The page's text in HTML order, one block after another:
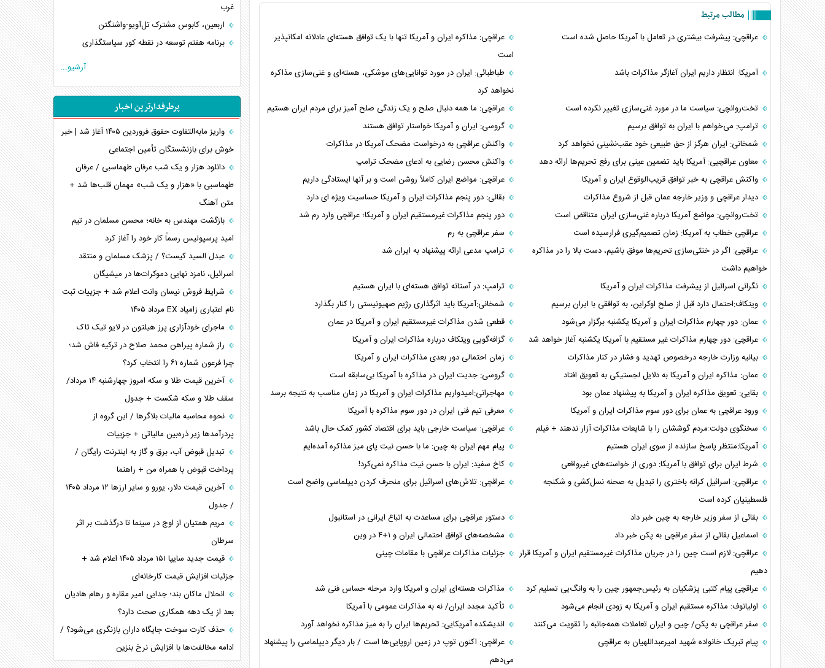
مطالب مرتبط
عراقچی: پیشرفت بیشتری در تعامل با آمریکا حاصل شده است
عراقچی: مذاکره ایران و آمریکا تنها با یک توافق هسته‌ای عادلانه امکانپذیر
است
آمریکا: انتظار داریم ایران آغازگر مذاکرات باشد
طباطبائی: ایران در مورد توانایی‌های موشکی، هسته‌ای و غنی‌سازی مذاکره
نخواهد کرد
تخت‌روانچی: سیاست ما در مورد غنی‌سازی تغییر نکرده است
عراقچی: ما همه دنبال صلح و یک زندگی صلح آمیز برای مردم ایران هستیم
ترامپ: می‌خواهم با ایران به توافق برسیم
گروسی: ایران و آمریکا خواستار توافق هستند
شمخانی: ایران هرگز از حق طبیعی خود عقب‌نشینی نخواهد کرد
واکنش عراقچی به درخواست مضحک آمریکا در مذاکرات
معاون عراقچیی: آمریکا باید تضمین عینی برای رفع تحریم‌ها ارائه دهد
واکنش محسن رضایی به ادعای مضحک ترامپ
واکنش عراقچی به خبر توافق قریب‌الوقوع ایران و آمریکا
عراقچی: مواضع ایران کاملاً روشن است و بر آنها ایستادگی داریم
دیدار عراقچی و وزیر خارجه عمان قبل از شروع مذاکرات
بقائی: دور پنجم مذاکرات ایران و آمریکا حساسیت ویژه ای دارد
تخت‌روانچی: مواضع آمریکا درباره غنی‌سازی ایران متناقض است
دور پنجم مذاکرات غیرمستقیم ایران و آمریکا؛ عراقچی وارد رم شد
عراقچی خطاب به آمریکا: زمان تصمیم‌گیری فرارسیده است
سفر عراقچی به رم
عراقچی: اگر در خنثی‌سازی تحریم‌ها موفق باشیم، دست بالا را در مذاکره
خواهیم داشت
ترامپ مدعی ارائه پیشنهاد به ایران شد
نگرانی اسرائیل از پیشرفت مذاکرات ایران و آمریکا
ترامپ: در آستانه توافق هسته‌ای با ایران هستیم
ویتکاف:احتمال دارد قبل از صلح اوکراین، به توافقی با ایران برسیم
شمخانی:آمریکا باید اثرگذاری رژیم صهیونیستی را کنار بگذارد
عمان: دور چهارم مذاکرات ایران و آمریکا یکشنبه برگزار می‌شود
قطعی شدن مذاکرات غیرمستقیم ایران و آمریکا در عمان
عراقچی: دور چهارم مذاکرات غیر مستقیم با آمریکا یکشنبه آغاز خواهد شد
گزافه‌‌گویی ویتکاف درباره مذاکرات ایران و آمریکا
بیانیه وزارت خارجه درخصوص تهدید و فشار در کنار مذاکرات
زمان احتمالی دور بعدی مذاکرات ایران و آمریکا
عمان: مذاکره ایران و آمریکا به دلایل لجستیکی به تعویق افتاد
گروسی: جدیت ایران در مذاکره با آمریکا بی‌سابقه است
بقایی: تعویق مذاکره ایران و آمریکا به پیشنهاد عمان بود
مهاجرانی:امیدواریم مذاکرات ایران و آمریکا در زمان مناسب به نتیجه برسد
ورود عراقچی به عمان برای دور سوم مذاکرات ایران و آمریکا
معرفی تیم فنی ایران در دور سوم مذاکره با آمریکا
سخنگوی دولت:مردم گوششان را با شایعات مذاکرات آزار ندهند + فیلم
عراقچی: سیاست خارجی باید برای اقتصاد کشور کمک حال باشد
آمریکا:منتظر پاسخ سازنده از سوی ایران هستیم
پیام مهم ایران به چین: ما با حسن نیت پای میز مذاکره آمده‌ایم
شرط ایران برای توافق با آمریکا: دوری از خواسته‌های غیرواقعی
کاخ سفید: ایران با حسن نیت مذاکره نمی‌کرد!
عراقچی: اسرائیل کرانه باختری را تبدیل به صحنه نسل‌کشی و شکنجه
فلسطینیان کرده است
عراقچی: تلاش‌های اسرائیل برای منحرف کردن دیپلماسی واضح است
بقائی از سفر وزیر خارجه به چین خبر داد
دستور عراقچی برای مساعدت به اتباع ایرانی در استانبول
اسماعیل بقائی از سفر عراقچی به پکن خبر داد
مشخصه‌های توافق احتمالی ایران و ۱+۴ در وین
عراقچی: لازم است چین را در جریان مذاکرات غیرمستقیم ایران و آمریکا قرار
دهیم
جزئیات مذاکرات عراقچی با مقامات چینی
عراقچی پیام کتبی پزشکیان به رئیس‌جمهور چین را به وانگ‌یی تسلیم کرد
مذاکرات هسته‌ای ایران و امریکا وارد مرحله حساس فنی شد
اولیانوف: مذاکره مستقیم ایران و آمریکا به زودی انجام می‌شود
تأکید مجدد ایران/ نه به مذاکرات عمومی با آمریکا
سفر عراقچی به پکن/ چین و ایران تعاملات همه‌جانبه را تقویت می‌کنند
اندیشکده آمریکایی: تحریم‌ها ایران را به میز مذاکره نخواهد آورد
پیام تبریک خانواده شهید امیرعبداللهیان به عراقچی
عراقچی: اکنون توپ در زمین اروپایی‌ها است / بار دیگر دیپلماسی را پیشنهاد
می‌دهم
غرب
اربعین، کابوس مشترک تل‌آویو-واشنگتن
برنامه هفتم توسعه در نقطه کور سیاستگذاری
کنوانسیون دریای خزر در راستای منافع ملی است؟
اهمیت راهبردی اردن برای آمریکا
پیام، ظرفیت بالفعل‌نشده تجارت ایران
همسویی عربستان با سنتکام علیه متحدان ایران
ترامپ و توهم خلع سلاح حماس
چرا کویت به دنبال شریک امنیتی جدید است؟
اعتراف غرب به قدرت ایران در تثبیت معادلات
خطای راهبردی ترامپ مقابل برزیل
متن و حاشیه سفر نتانیاهو به آمریکا
آرشیو...
پرطرفدارترین اخبار
واریز مابه‌التفاوت حقوق فروردین ۱۴۰۵ آغاز شد | خبر
خوش برای بازنشستگان تأمین اجتماعی
دانلود هزار و یک شب عرفان طهماسبی / عرفان
طهماسبی با «هزار و یک شب» مهمان قلب‌ها شد +
متن آهنگ
بازگشت مهندس به خانه؛ محسن مسلمان در تیم
امید پرسپولیس رسماً کار خود را آغاز کرد
عبدل السید کیست؟ / پزشک مسلمان و منتقد
اسرائیل، نامزد نهایی دموکرات‌ها در میشیگان
شرایط فروش نیسان وانت اعلام شد + جزییات ثبت
نام اعتباری زامیاد EX مرداد ۱۴۰۵
ماجرای خودآزاری پرز هیلتون در لایو تیک تاک
راز شماره پیراهن محمد صلاح در ترکیه فاش شد؛
چرا فرعون شماره ۶۱ را انتخاب کرد؟
آخرین قیمت طلا و سکه امروز چهارشنبه ۱۴ مرداد/
سقف طلا و سکه شکست + جدول
نحوه محاسبه مالیات بلاگر‌ها / این گروه از
پردرآمد‌ها زیر ذره‌بین مالیاتی + جزییات
تبدیل قبوض آب، برق و گاز به اینترنت رایگان /
پرداخت قبوض با همراه من + راهنما
آخرین قیمت دلار، یورو و سایر ارز‌ها ۱۲ مرداد ۱۴۰۵
/ جدول
مریم همتیان از اوج در سینما تا درگذشت بر اثر
سرطان
قیمت جدید سایپا ۱۵۱ مرداد ۱۴۰۵ اعلام شد +
جزئیات افزایش قیمت کارخانه‌ای
انحلال ماکان بند؛ جدایی امیر مقاره و رهام هادیان
بعد از یک دهه همکاری صحت دارد؟
حذف کارت سوخت جایگاه داران بازنگری می‌شود؟ /
ادامه مخالفت‌ها با افزایش نرخ بنزین